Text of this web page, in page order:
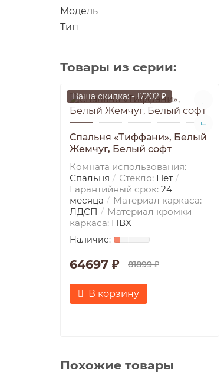
Модель
Тип
Товары из серии:
Ваша скидка: - 17202 ₽
Спальня «Тиффани», Белый
Жемчуг, Белый софт
Комната использования:
Спальня
Стекло: Нет
Гарантийный срок: 24
месяца
Материал каркаса:
ЛДСП
Материал кромки
каркаса: ПВХ
64697 ₽ 81899 ₽
В корзину
Похожие товары